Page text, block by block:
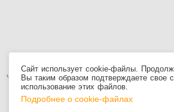
Используя сайт, вы принимаете
числе условия использования cookie.
публичной офертой.
Сайт использует cookie-файлы.
Вы таким образом подтверждаете свое
использование этих файлов.
Подробнее о cookie-файлах